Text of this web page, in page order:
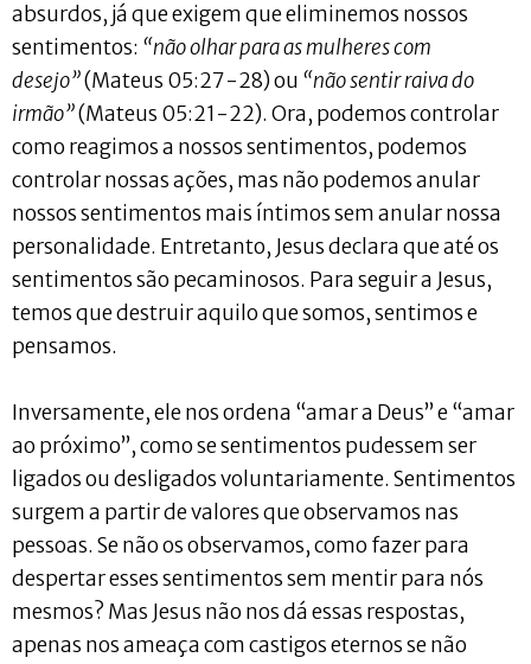
absurdos, já que exigem que eliminemos nossos
sentimentos: “não olhar para as mulheres com
desejo”(Mateus 05:27-28) ou “não sentir raiva do
irmão”(Mateus 05:21-22). Ora, podemos controlar
como reagimos a nossos sentimentos, podemos
controlar nossas ações, mas não podemos anular
nossos sentimentos mais íntimos sem anular nossa
personalidade. Entretanto, Jesus declara que até os
sentimentos são pecaminosos. Para seguir a Jesus,
temos que destruir aquilo que somos, sentimos e
pensamos.
Inversamente, ele nos ordena “amar a Deus” e “amar
ao próximo”, como se sentimentos pudessem ser
ligados ou desligados voluntariamente. Sentimentos
surgem a partir de valores que observamos nas
pessoas. Se não os observamos, como fazer para
despertar esses sentimentos sem mentir para nós
mesmos? Mas Jesus não nos dá essas respostas,
apenas nos ameaça com castigos eternos se não